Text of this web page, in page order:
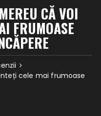
CĂ VOI
FRUMOASE
cele mai frumoase